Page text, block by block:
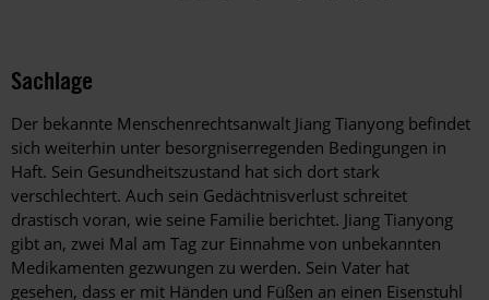
Sachlage
Der bekannte Menschenrechtsanwalt Jiang Tianyong befindet
sich weiterhin unter besorgniserregenden Bedingungen in
Haft. Sein Gesundheitszustand hat sich dort stark
verschlechtert. Auch sein Gedächtnisverlust schreitet
drastisch voran, wie seine Familie berichtet. Jiang Tianyong
gibt an, zwei Mal am Tag zur Einnahme von unbekannten
Medikamenten gezwungen zu werden. Sein Vater hat
gesehen, dass er mit Händen und Füßen an einen Eisenstuhl